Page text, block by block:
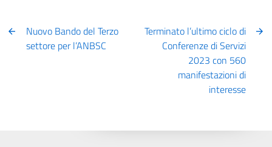
Nuovo Bando del Terzo
settore per l’ANBSC
Terminato l’ultimo ciclo di
Conferenze di Servizi
2023 con 560
manifestazioni di
interesse